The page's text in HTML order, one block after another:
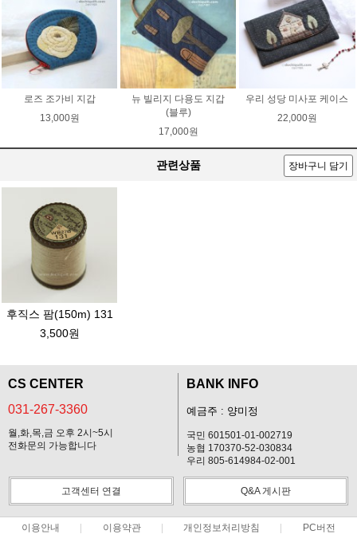
로즈 조가비 지갑
13,000원
뉴 빌리지 다용도 지갑
(블루)
17,000원
우리 성당 미사포 케이스
22,000원
관련상품 장바구니 담기
후직스 팜(150m) 131
3,500원
CS CENTER
031-267-3360
월,화,목,금 오후 2시~5시
전화문의 가능합니다
BANK INFO
예금주 : 양미정
국민 601501-01-002719
농협 170370-52-030834
우리 805-614984-02-001
고객센터 연결 Q&A 게시판
이용안내 이용약관 개인정보처리방침 PC버전